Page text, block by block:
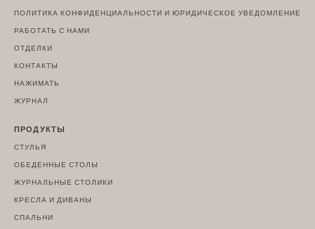
ПОЛИТИКА КОНФИДЕНЦИАЛЬНОСТИ И ЮРИДИЧЕСКОЕ УВЕДОМЛЕНИЕ
РАБОТАТЬ С НАМИ
ОТДЕЛКИ
КОНТАКТЫ
НАЖИМАТЬ
ЖУРНАЛ
ПРОДУКТЫ
СТУЛЬЯ
ОБЕДЕННЫЕ СТОЛЫ
ЖУРНАЛЬНЫЕ СТОЛИКИ
КРЕСЛА И ДИВАНЫ
СПАЛЬНИ